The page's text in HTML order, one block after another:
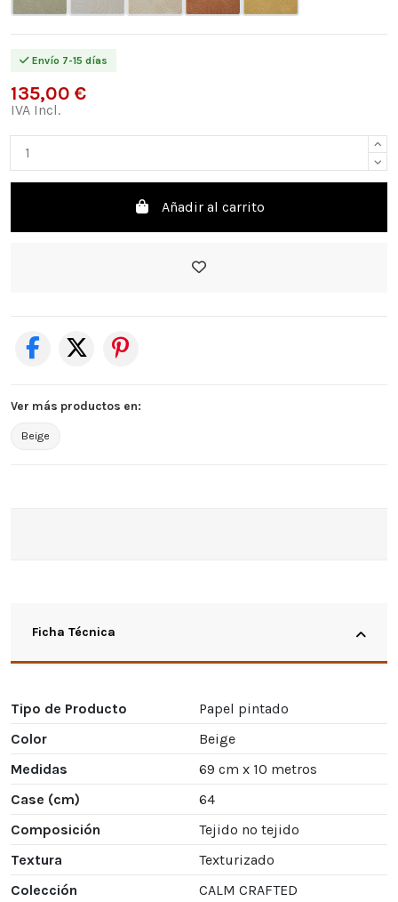
Envío 7-15 días
135,00 €
IVA Incl.
Añadir al carrito
Ver más productos en:
Beige
Ficha Técnica
Tipo de Producto
Papel pintado
Color
Beige
Medidas
69 cm x 10 metros
Case (cm)
64
Composición
Tejido no tejido
Textura
Texturizado
Colección
CALM CRAFTED